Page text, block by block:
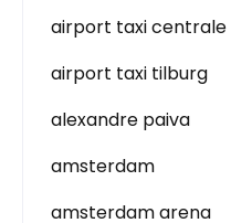
airport taxi centrale
airport taxi tilburg
alexandre paiva
amsterdam
amsterdam arena